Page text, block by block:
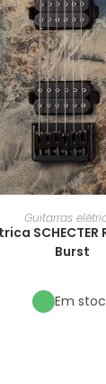
Guitarras
SCHECTER
Burst
Em